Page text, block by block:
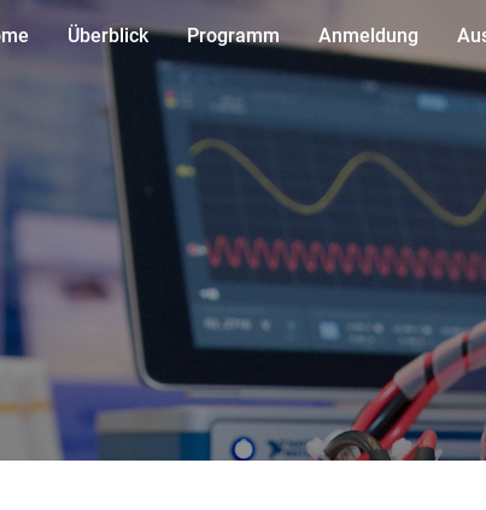
Überblick Programm Anmeldung